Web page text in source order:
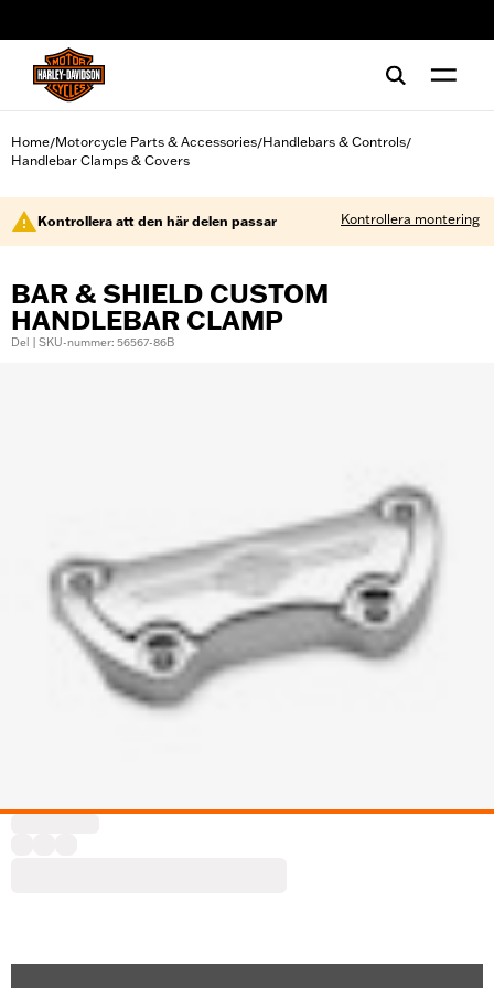
Home/Motorcycle Parts & Accessories/Handlebars & Controls/
Handlebar Clamps & Covers
Kontrollera att den här delen passar Kontrollera montering
BAR & SHIELD CUSTOM
HANDLEBAR CLAMP
Del | SKU-nummer: 56567-86B